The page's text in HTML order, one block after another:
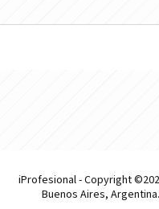
iProfesional - Copyright
Buenos Aires,